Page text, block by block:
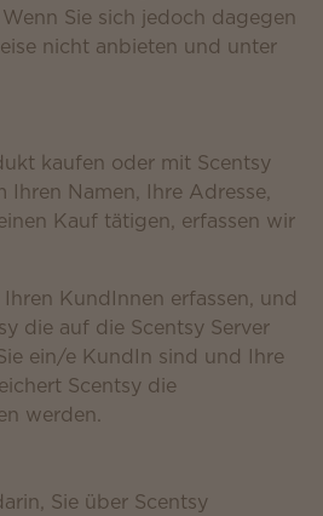
Sie sich jedoch dagegen
nicht anbieten und unter
kaufen oder mit Scentsy
Ihren Namen, Ihre Adresse,
Kauf tätigen, erfassen wir
KundInnen erfassen, und
die auf die Scentsy Server
ein/e KundIn sind und Ihre
Scentsy die
werden.
Sie über Scentsy